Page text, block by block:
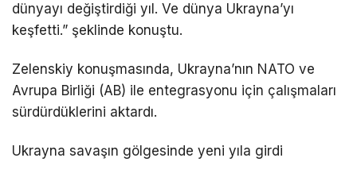
dünyayı değiştirdiği yıl. Ve dünya Ukrayna’yı
keşfetti.” şeklinde konuştu.
Zelenskiy konuşmasında, Ukrayna’nın NATO ve
Avrupa Birliği (AB) ile entegrasyonu için çalışmaları
sürdürdüklerini aktardı.
Ukrayna savaşın gölgesinde yeni yıla girdi